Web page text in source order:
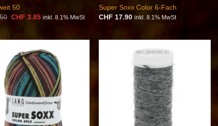
50
Ursprünglicher
CHF 3.85Aktueller
inkl. 8.1% MwSt
Super Soxx Color 6-Fach
CHF 17.90 inkl. 8.1% MwSt
Auf die
Wunschliste
Wunschliste